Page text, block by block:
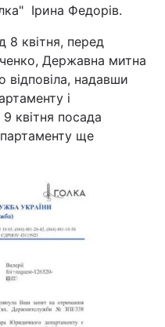
Ірина Федорів.
8 квітня, перед
Державна митна
відповіла, надавши
і
квітня посада
ще